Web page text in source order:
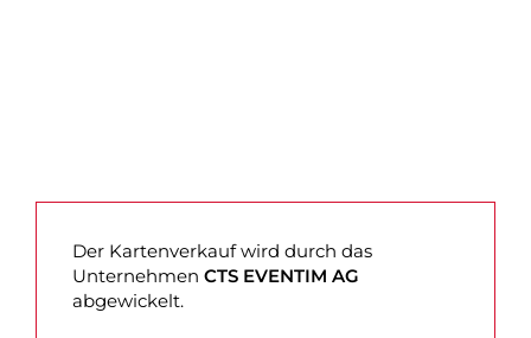
Der Kartenverkauf wird durch das
Unternehmen CTS EVENTIM AG
abgewickelt.